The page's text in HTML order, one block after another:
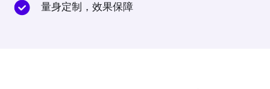
量身定制，效果保障